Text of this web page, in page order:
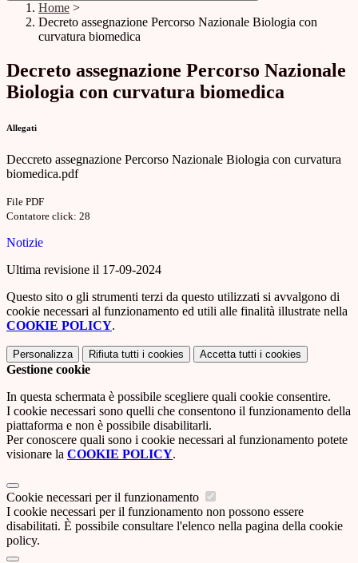
Home >
Decreto assegnazione Percorso Nazionale Biologia con
curvatura biomedica
Decreto assegnazione Percorso Nazionale
Biologia con curvatura biomedica
Allegati
Deccreto assegnazione Percorso Nazionale Biologia con curvatura
biomedica.pdf
File PDF
Contatore click: 28
Notizie
Ultima revisione il 17-09-2024
Questo sito o gli strumenti terzi da questo utilizzati si avvalgono di
cookie necessari al funzionamento ed utili alle finalità illustrate nella
COOKIE POLICY.
Personalizza Rifiuta tutti i cookies Accetta tutti i cookies
Gestione cookie
In questa schermata è possibile scegliere quali cookie consentire.
I cookie necessari sono quelli che consentono il funzionamento della
piattaforma e non è possibile disabilitarli.
Per conoscere quali sono i cookie necessari al funzionamento potete
visionare la COOKIE POLICY.
Cookie necessari per il funzionamento
I cookie necessari per il funzionamento non possono essere
disabilitati. È possibile consultare l'elenco nella pagina della cookie
policy.